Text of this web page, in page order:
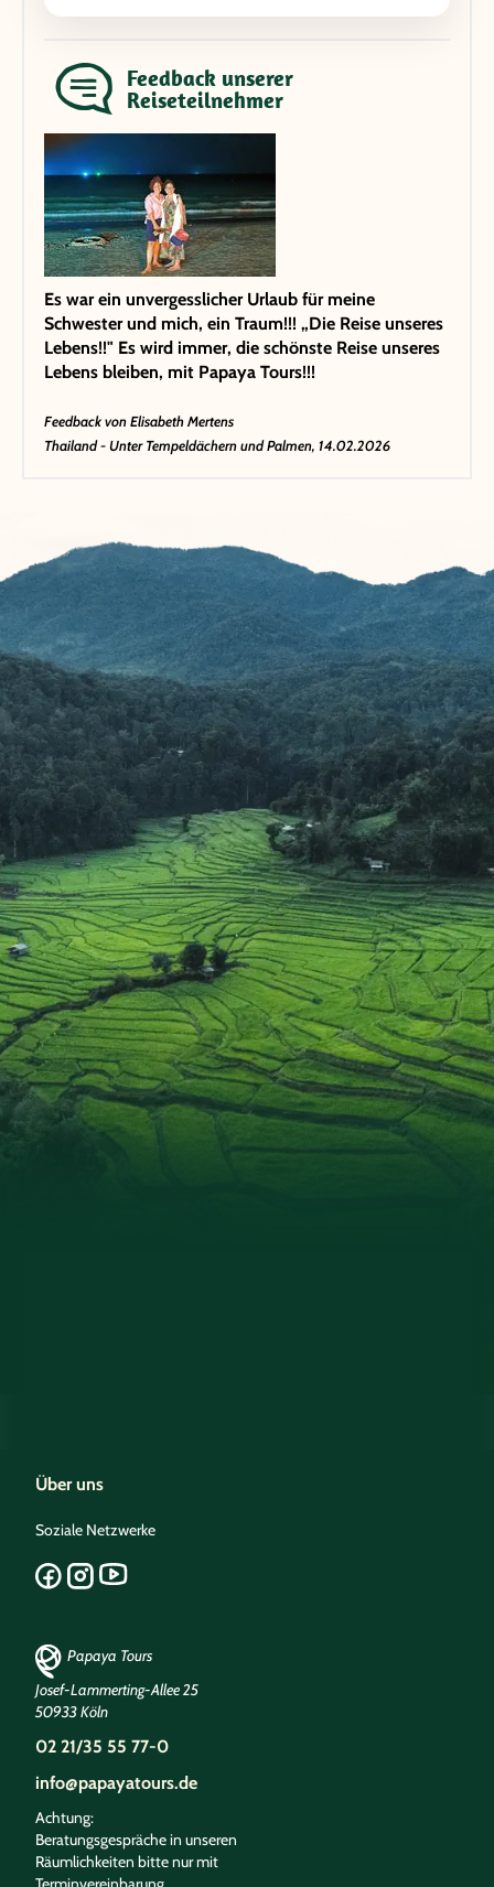
Feedback unserer
Reiseteilnehmer
Es war ein unvergesslicher Urlaub für meine
Schwester und mich, ein Traum!!! „Die Reise unseres
Lebens!!" Es wird immer, die schönste Reise unseres
Lebens bleiben, mit Papaya Tours!!!
Feedback vonElisabeth Mertens
Thailand - Unter Tempeldächern und Palmen, 14.02.2026
Über uns
Soziale Netzwerke
Papaya Tours
Josef-Lammerting-Allee 25
50933 Köln
02 21/35 55 77-0
info@papayatours.de
Achtung:
Beratungsgespräche in unseren
Räumlichkeiten bitte nur mit